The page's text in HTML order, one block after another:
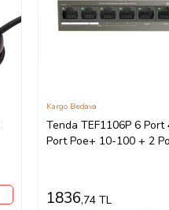
Tenda TEF1106P 6 Port
Port Poe+ 10-100 + 2
Kargo Bedava
1836,74 TL